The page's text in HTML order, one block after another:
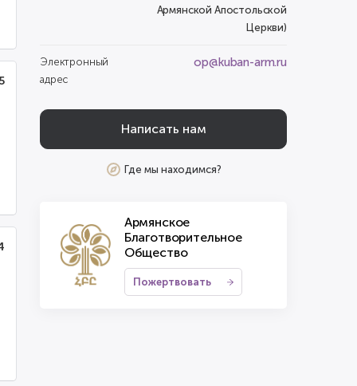
Армянской Апостольской
Церкви)
Электронный
адрес
op@kuban-arm.ru
Написать нам
Где мы находимся?
Армянское
Благотворительное
Общество
Пожертвовать